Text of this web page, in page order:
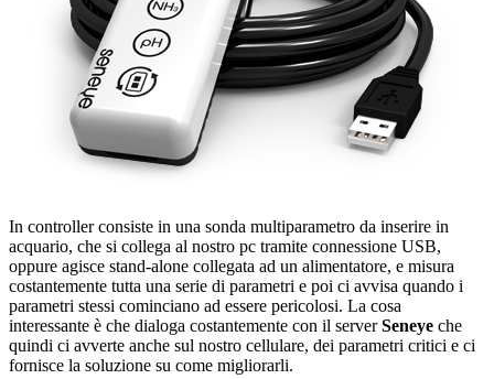
In controller consiste in una sonda multiparametro da inserire in
acquario, che si collega al nostro pc tramite connessione USB,
oppure agisce stand-alone collegata ad un alimentatore, e misura
costantemente tutta una serie di parametri e poi ci avvisa quando i
parametri stessi cominciano ad essere pericolosi. La cosa
interessante è che dialoga costantemente con il serverSeneye che
quindi ci avverte anche sul nostro cellulare, dei parametri critici e ci
fornisce la soluzione su come migliorarli.